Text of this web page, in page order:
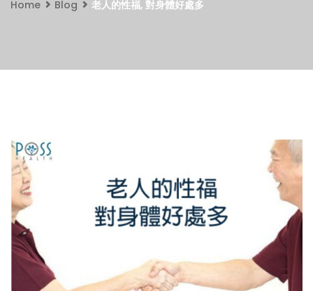
Home Blog 老人的性福, 對身體好處多